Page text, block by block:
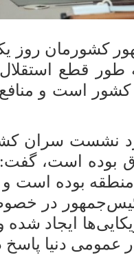
طور قطع
کشور است و
نشست سران
بوده است،
بوده است
در
ایجاد
عمومی دنیا پاسخ